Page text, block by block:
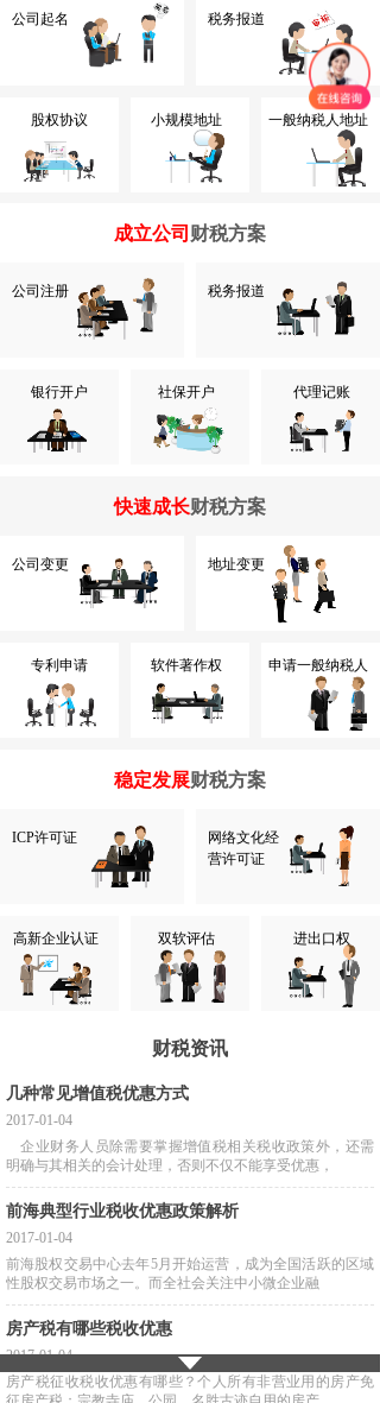
股权协议 小规模地址 一般纳税人地址
税务报道
公司起名
公司注册
成立公司 财税方案
税务报道
代理记账
社保开户
银行开户
快速成长财税方案
公司变更 地址变更
软件著作权
专利申请 申请一般纳税人
ICP许可证
进出口权
双软评估
稳定发展财税方案
高新企业认证
网络文化经
营许可证
财税资讯
几种常见增值税优惠方式
2017-01-04
企业财务人员除需要掌握增值税相关税收政策外，还需
明确与其相关的会计处理，否则不仅不能享受优惠，
前海典型行业税收优惠政策解析
2017-01-04
前海股权交易中心去年5月开始运营，成为全国活跃的区域
性股权交易市场之一。而全社会关注中小微企业融
房产税有哪些税收优惠
2017-01-04
房产税征收税收优惠有哪些？个人所有非营业用的房产免